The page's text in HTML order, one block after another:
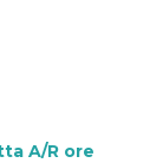
A/R ore